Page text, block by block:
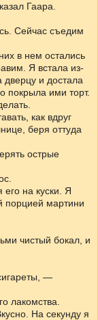
Гаара.
Сейчас съедим
в нем остались
Я встала из-
дверцу и достала
покрыла ими торт.
как вдруг
беря оттуда
острые
его на куски. Я
порцией мартини
чистый бокал, и
—
лакомства.
На секунду я